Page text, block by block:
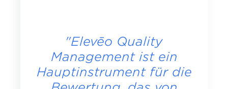
"Elevēo Quality
Management ist ein
Hauptinstrument für die